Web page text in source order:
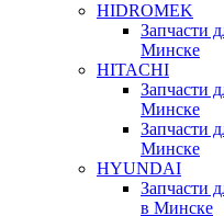
HIDROMEK
Запчасти
Минске
HITACHI
Запчасти
Минске
Запчасти
Минске
HYUNDAI
Запчасти
в Минске